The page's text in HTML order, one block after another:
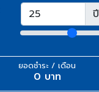
ปี
ยอดชำระ / เดือน
0 บาท